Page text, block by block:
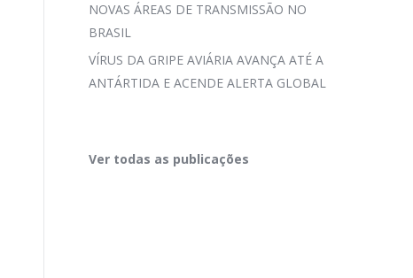
NOVAS ÁREAS DE TRANSMISSÃO NO
BRASIL
VÍRUS DA GRIPE AVIÁRIA AVANÇA ATÉ A
ANTÁRTIDA E ACENDE ALERTA GLOBAL
Ver todas as publicações